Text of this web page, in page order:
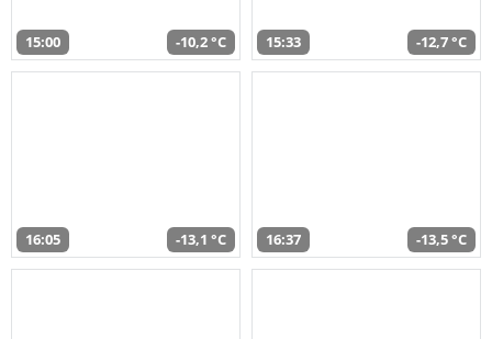
15:00 -10,2 °C 15:33 -12,7 °C
16:05 -13,1 °C 16:37 -13,5 °C